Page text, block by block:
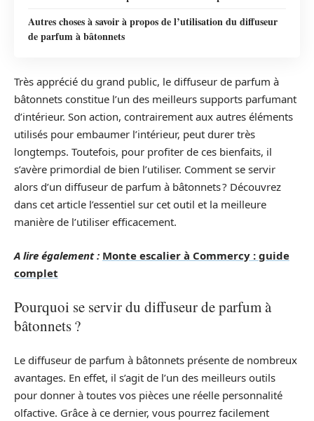
Autres choses à savoir à propos de l’utilisation du diffuseur
de parfum à bâtonnets
Très apprécié du grand public, le diffuseur de parfum à
bâtonnets constitue l’un des meilleurs supports parfumant
d’intérieur. Son action, contrairement aux autres éléments
utilisés pour embaumer l’intérieur, peut durer très
longtemps. Toutefois, pour profiter de ces bienfaits, il
s’avère primordial de bien l’utiliser. Comment se servir
alors d’un diffuseur de parfum à bâtonnets ? Découvrez
dans cet article l’essentiel sur cet outil et la meilleure
manière de l’utiliser efficacement.
A lire également : Monte escalier à Commercy : guide
complet
Pourquoi se servir du diffuseur de parfum à
bâtonnets ?
Le diffuseur de parfum à bâtonnets présente de nombreux
avantages. En effet, il s’agit de l’un des meilleurs outils
pour donner à toutes vos pièces une réelle personnalité
olfactive. Grâce à ce dernier, vous pourrez facilement